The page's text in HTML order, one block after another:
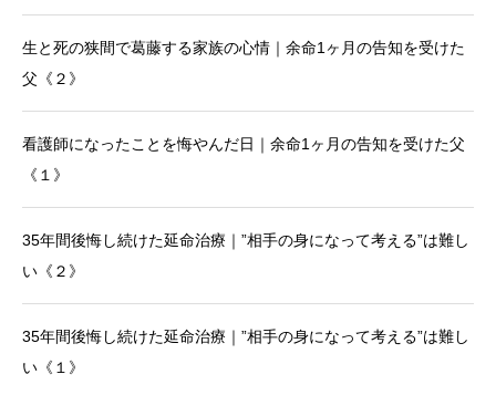
生と死の狭間で葛藤する家族の心情｜余命1ヶ月の告知を受けた
父《２》
看護師になったことを悔やんだ日｜余命1ヶ月の告知を受けた父
《１》
35年間後悔し続けた延命治療｜”相手の身になって考える”は難し
い《２》
35年間後悔し続けた延命治療｜”相手の身になって考える”は難し
い《１》